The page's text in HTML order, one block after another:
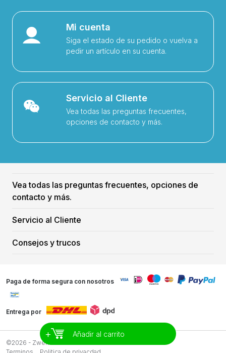
+ Añadir al carrito
Mi cuenta
Siga el estado de su pedido o vuelva a
pedir un artículo en su cuenta.
Servicio al Cliente
Vea todas las preguntas frecuentes,
opciones de contacto y más.
Vea todas las preguntas frecuentes, opciones de
contacto y más.
Servicio al Cliente
Consejos y trucos
Paga de forma segura con nosotros
Entrega por
©2026 - Zwemreus